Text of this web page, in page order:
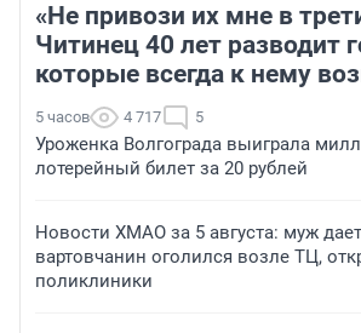
«Не привози их мне в
Читинец 40 лет разводит
которые всегда к нему
5 часов 4 717 5
Уроженка Волгограда выиграла
лотерейный билет за 20 рублей
Новости ХМАО за 5 августа: муж
вартовчанин оголился возле ТЦ,
поликлиники